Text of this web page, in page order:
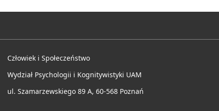
Człowiek i Społeczeństwo
Wydział Psychologii i Kognitywistyki UAM
ul. Szamarzewskiego 89 A, 60-568 Poznań